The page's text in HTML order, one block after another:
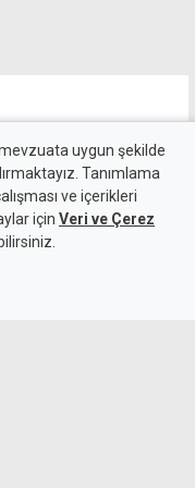
sürücü
mevzuata uygun şekilde
Tanımlama
ve içerikleri
için Veri ve Çerez